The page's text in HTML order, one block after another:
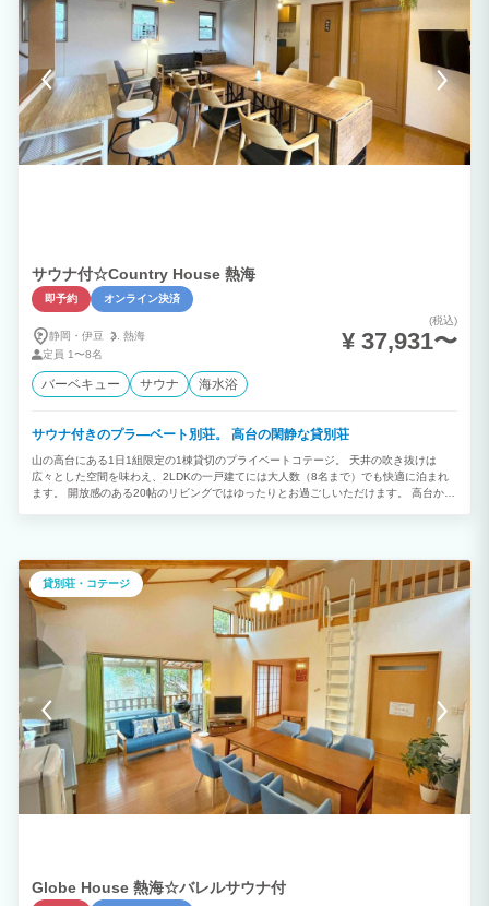
サウナ付☆Country House 熱海
即予約 オンライン決済
静岡・伊豆
熱海
定員 1〜8名
(税込)
¥ 37,931〜
バーベキュー サウナ 海水浴
サウナ付きのプラ―ベート別荘。 高台の閑静な貸別荘
山の高台にある1日1組限定の1棟貸切のプライベートコテージ。 天井の吹き抜けは
広々とした空間を味わえ、2LDKの一戸建てには大人数（8名まで）でも快適に泊まれ
ます。 開放感のある20帖のリビングではゆったりとお過ごしいただけます。 高台から
BBQが年中出来ちゃう！ 道中多くの海産物屋さんや干物屋さんが並んでますので、 お
好みの食材がお買い求めいただけます☆ ※現在ウッドデッキはご利用頂けません。
【施設からの絶景】 山の高台から大自然を堪能出来ます。 高台からの夜空、星の絶景
を眺め、バーベキューを最大限に楽しめます。 非日常空間、癒しの空間をどうぞ。
貸別荘・コテージ
Globe House 熱海☆バレルサウナ付